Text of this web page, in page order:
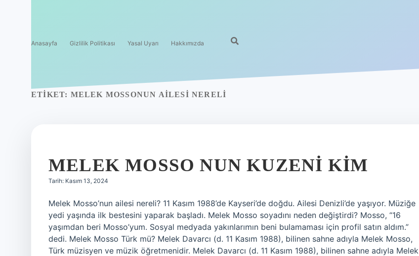
Anasayfa Gizlilik Politikası Yasal Uyarı Hakkımızda
ETIKET: MELEK MOSSONUN AILESI NERELI
MELEK MOSSO NUN KUZENI KIM
Tarih: Kasım 13, 2024
Melek Mosso’nun ailesi nereli? 11 Kasım 1988’de Kayseri’de doğdu. Ailesi Denizli’de yaşıyor. Müziğe
yedi yaşında ilk bestesini yaparak başladı. Melek Mosso soyadını neden değiştirdi? Mosso, “16
yaşımdan beri Mosso’yum. Sosyal medyada yakınlarımın beni bulamaması için profil satın aldım.”
dedi. Melek Mosso Türk mü? Melek Davarcı (d. 11 Kasım 1988), bilinen sahne adıyla Melek Mosso,
Türk müzisyen ve müzik öğretmenidir. Melek Davarcı (d. 11 Kasım 1988), bilinen sahne adıyla Melek